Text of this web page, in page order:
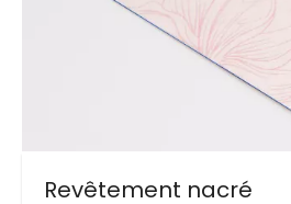
Revêtement nacré